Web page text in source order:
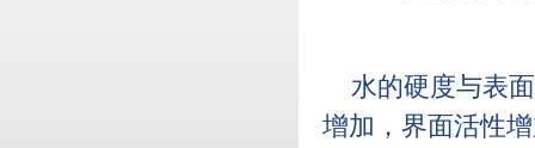
水的硬度与表
增加，界面活性